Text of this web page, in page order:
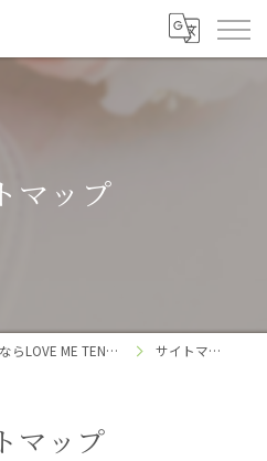
マップ
北海道千歳市の結婚相談所ならLOVE ME TENDER サイトマップ
マップ